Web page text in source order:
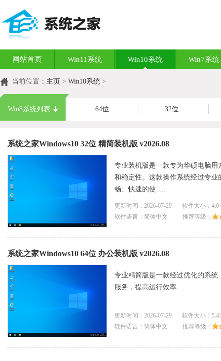
网站首页 Win11系统 Win10系统 Win7系统
当前位置： 主页 > Win10系统 >
Win8系统列表 64位 32位
系统之家Windows10 32位 精简装机版 v2026.08
专业装机版是一款专为华硕电脑用
和稳定性。这款操作系统经过专
畅、快速的使.....
更新时间：2026-07-29 软件大小：
软件语言：简体中文 推荐等级：
系统之家Windows10 64位 办公装机版 v2026.08
专业精简版是一款经过优化的系
服务，提高运行效率.....
更新时间：2026-07-29 软件大小：
软件语言：简体中文 推荐等级：